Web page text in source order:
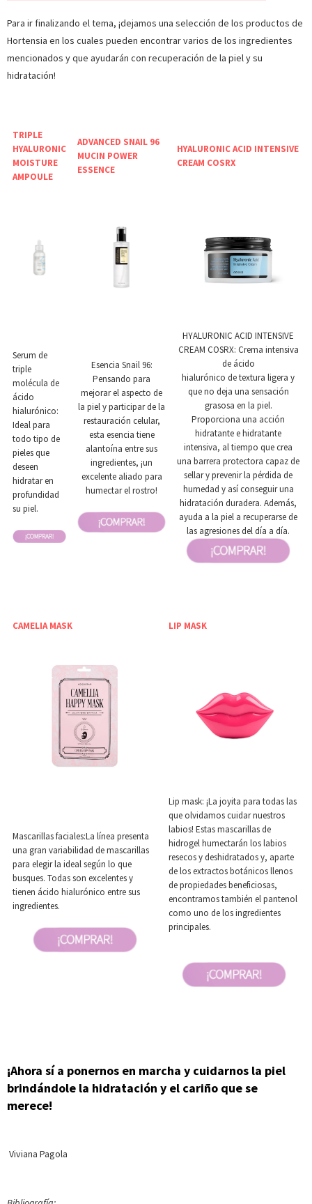
Para ir finalizando el tema, ¡dejamos una selección de los productos de
Hortensia en los cuales pueden encontrar varios de los ingredientes
mencionados y que ayudarán con recuperación de la piel y su
hidratación!
TRIPLE
HYALURONIC
MOISTURE
AMPOULE
ADVANCED SNAIL 96
MUCIN POWER
ESSENCE
HYALURONIC ACID INTENSIVE
CREAM COSRX
Serum de
triple
molécula de
ácido
hialurónico:
Ideal para
todo tipo de
pieles que
deseen
hidratar en
profundidad
su piel.
Esencia Snail 96:
Pensando para
mejorar el aspecto de
la piel y participar de la
restauración celular,
esta esencia tiene
alantoína entre sus
ingredientes, ¡un
excelente aliado para
humectar el rostro!
HYALURONIC ACID INTENSIVE
CREAM COSRX: Crema intensiva
de ácido
hialurónico de textura ligera y
que no deja una sensación
grasosa en la piel.
Proporciona una acción
hidratante e hidratante
intensiva, al tiempo que crea
una barrera protectora capaz de
sellar y prevenir la pérdida de
humedad y así conseguir una
hidratación duradera. Además,
ayuda a la piel a recuperarse de
las agresiones del día a día.
CAMELIA MASK LIP MASK
Mascarillas faciales:La línea presenta
una gran variabilidad de mascarillas
para elegir la ideal según lo que
busques. Todas son excelentes y
tienen ácido hialurónico entre sus
ingredientes.
Lip mask: ¡La joyita para todas las
que olvidamos cuidar nuestros
labios! Estas mascarillas de
hidrogel humectarán los labios
resecos y deshidratados y, aparte
de los extractos botánicos llenos
de propiedades beneficiosas,
encontramos también el pantenol
como uno de los ingredientes
principales.
¡Ahora sí a ponernos en marcha y cuidarnos la piel
brindándole la hidratación y el cariño que se
merece!
Viviana Pagola